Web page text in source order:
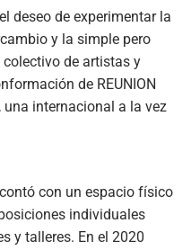
deseo de experimentar la
y la simple pero
de artistas y
de REUNION
internacional a la vez
con un espacio físico
individuales
y talleres. En el 2020